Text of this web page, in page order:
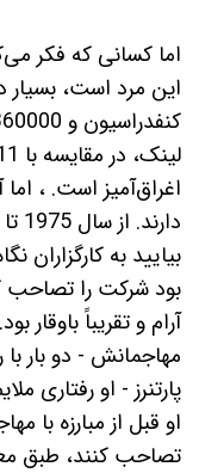
اما کسانی که فکر
اغراق‌آمیز است. ،
بیایید به کارگزاران
بود شرکت را تصاحب
آرام و تقریباً باوقار
مهاجمانش - دو بار با
پارتنرز - او رفتاری
او قبل از مبارزه با
تصاحب کنند، طبق